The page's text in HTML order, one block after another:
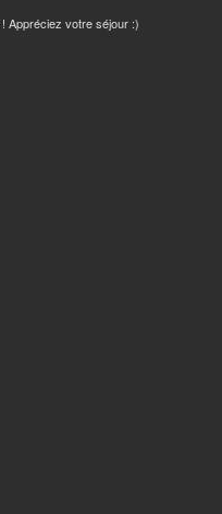
Appréciez votre séjour :)